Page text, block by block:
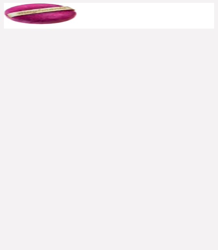
anderen Bedingungen erfüllt sind.
Bereits reduzierte Produkte sind meist von